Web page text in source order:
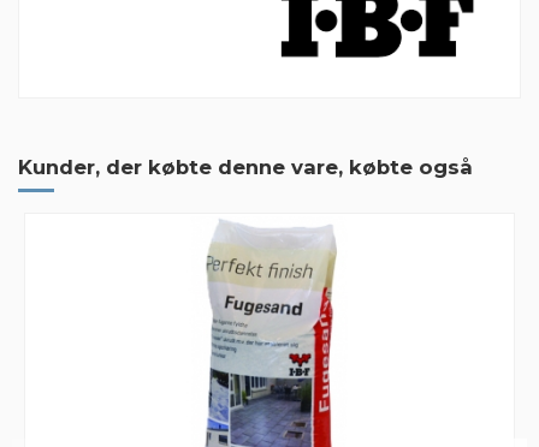
Kunder, der købte denne vare, købte også